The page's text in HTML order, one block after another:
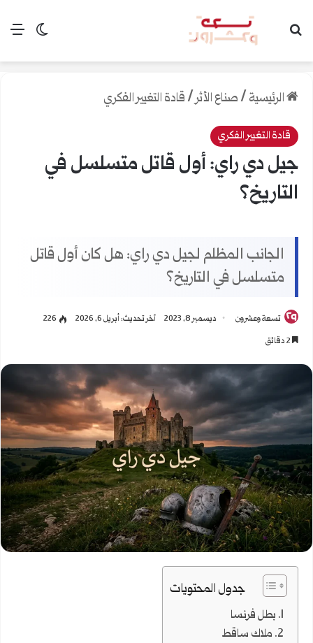
الوضع
الرئيسية /صناع الأثر /قادة التغيير الفكري
قادة التغيير الفكري
جيل دي راي: أول قاتل متسلسل في
التاريخ؟
الجانب المظلم لجيل دي راي: هل كان أول قاتل
متسلسل في التاريخ؟
تسعة وعشرون ديسمبر 8, 2023 آخر تحديث: أبريل 6, 2026
226
جدول المحتويات
بطل فرنسا
ملاك ساقط